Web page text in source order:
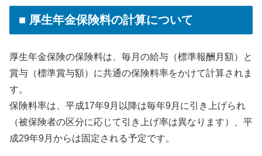
■ 厚生年金保険料の計算について
厚生年金保険の保険料は、毎月の給与（標準報酬月額）と
賞与（標準賞与額）に共通の保険料率をかけて計算されま
す。
保険料率は、平成17年9月以降は毎年9月に引き上げられ
（被保険者の区分に応じて引き上げ率は異なります）、平
成29年9月からは固定される予定です。